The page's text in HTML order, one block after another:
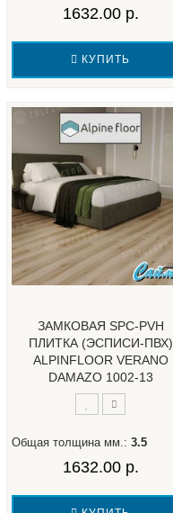
1632.00 р.
КУПИТЬ
ЗАМКОВАЯ SPC-PVH
ПЛИТКА (ЭСПИСИ-ПВХ)
ALPINFLOOR VERANO
DAMAZO 1002-13
Общая толщина мм.: 3.5
1632.00 р.